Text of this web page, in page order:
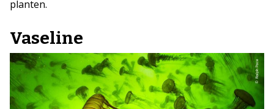
planten.
Vaseline